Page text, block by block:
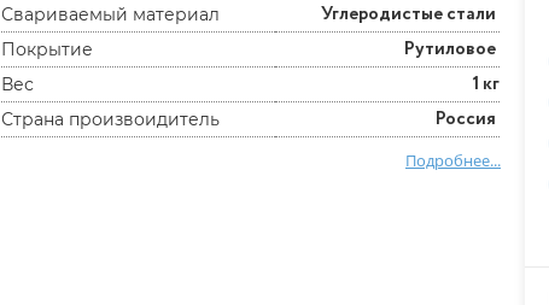
Свариваемый материал Углеродистые стали
Покрытие Рутиловое
Вес 1 кг
Страна произвоидитель Россия
Подробнее...